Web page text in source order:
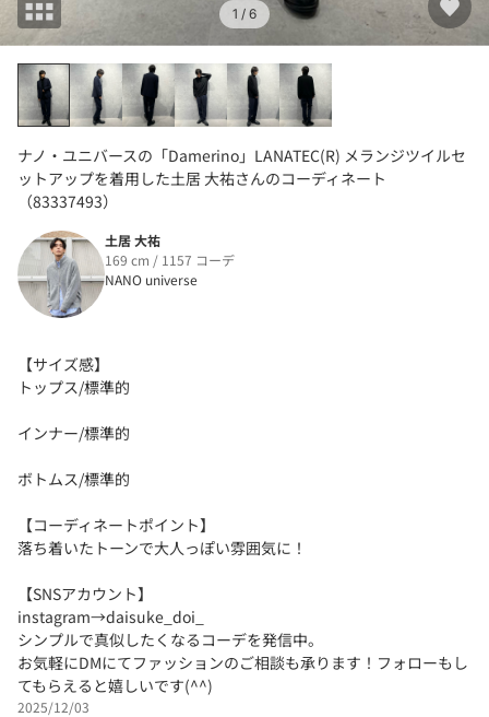
1 / 6
ナノ・ユニバースの「Damerino」LANATEC(R) メランジツイルセ
ットアップを着用した土居 大祐さんのコーディネート
（83337493）
土居 大祐
169 cm / 1157 コーデ
NANO universe
【サイズ感】
トップス/標準的
インナー/標準的
ボトムス/標準的
【コーディネートポイント】
落ち着いたトーンで大人っぽい雰囲気に！
【SNSアカウント】
instagram→daisuke_doi_
シンプルで真似したくなるコーデを発信中。
お気軽にDMにてファッションのご相談も承ります！フォローもし
てもらえると嬉しいです(^^)
2025/12/03